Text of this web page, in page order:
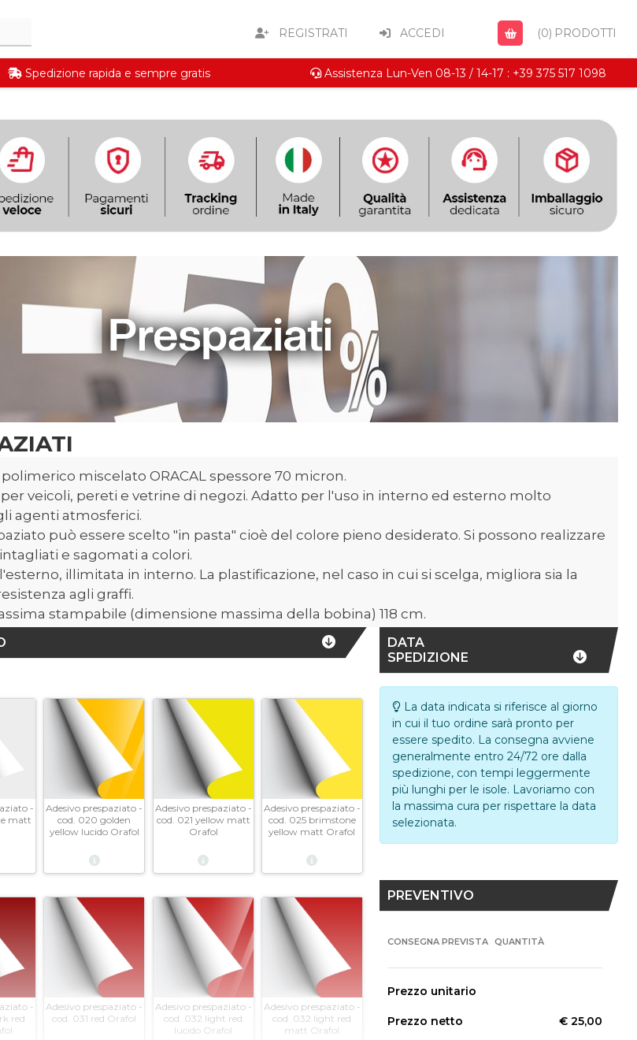
REGISTRATI ACCEDI (0) PRODOTTI
Spedizione rapida e sempre gratis Assistenza Lun-Ven 08-13 / 14-17 : +39 375 517 1098
polimerico miscelato ORACAL spessore 70 micron.
per veicoli, pereti e vetrine di negozi. Adatto per l'uso in interno ed esterno molto
agenti atmosferici.
può essere scelto "in pasta" cioè del colore pieno desiderato. Si possono realizzare
e sagomati a colori.
illimitata in interno. La plastificazione, nel caso in cui si scelga, migliora sia la
agli graffi.
stampabile (dimensione massima della bobina) 118 cm.
-
matt
Adesivo prespaziato -
cod. 020 golden
yellow lucido Orafol
Adesivo prespaziato -
cod. 021 yellow matt
Orafol
Adesivo prespaziato -
cod. 025 brimstone
yellow matt Orafol
-
red
Adesivo prespaziato -
cod. 031 red Orafol
Adesivo prespaziato -
cod. 032 light red
lucido Orafol
Adesivo prespaziato -
cod. 032 light red
matt Orafol
DATA
SPEDIZIONE
La data indicata si riferisce al giorno
in cui il tuo ordine sarà pronto per
essere spedito. La consegna avviene
generalmente entro 24/72 ore dalla
spedizione, con tempi leggermente
più lunghi per le isole. Lavoriamo con
la massima cura per rispettare la data
selezionata.
PREVENTIVO
CONSEGNA PREVISTA QUANTITÀ
Prezzo unitario
Prezzo netto € 25,00